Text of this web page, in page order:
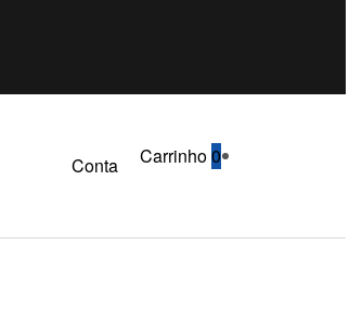
Conta Carrinho0